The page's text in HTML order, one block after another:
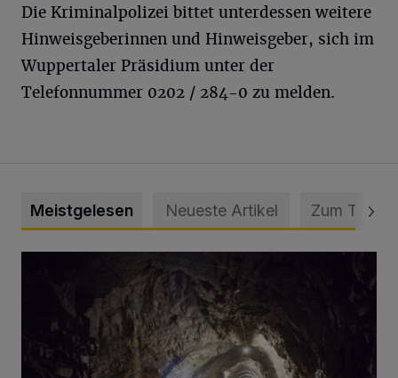
Die Kriminalpolizei bittet unterdessen weitere
Hinweisgeberinnen und Hinweisgeber, sich im
Wuppertaler Präsidium unter der
Telefonnummer 0202 / 284-0 zu melden.
Meistgelesen Neueste Artikel Zum Thema